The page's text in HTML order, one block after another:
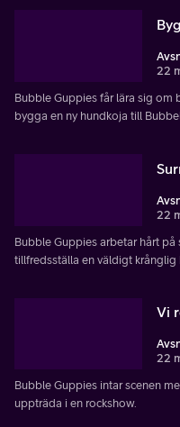
22
Bubble Guppies får lära sig
bygga en ny hundkoja till
22
Bubble Guppies arbetar hårt
tillfredsställa en väldigt krånglig
Vi
22
Bubble Guppies intar scenen
uppträda i en rockshow.